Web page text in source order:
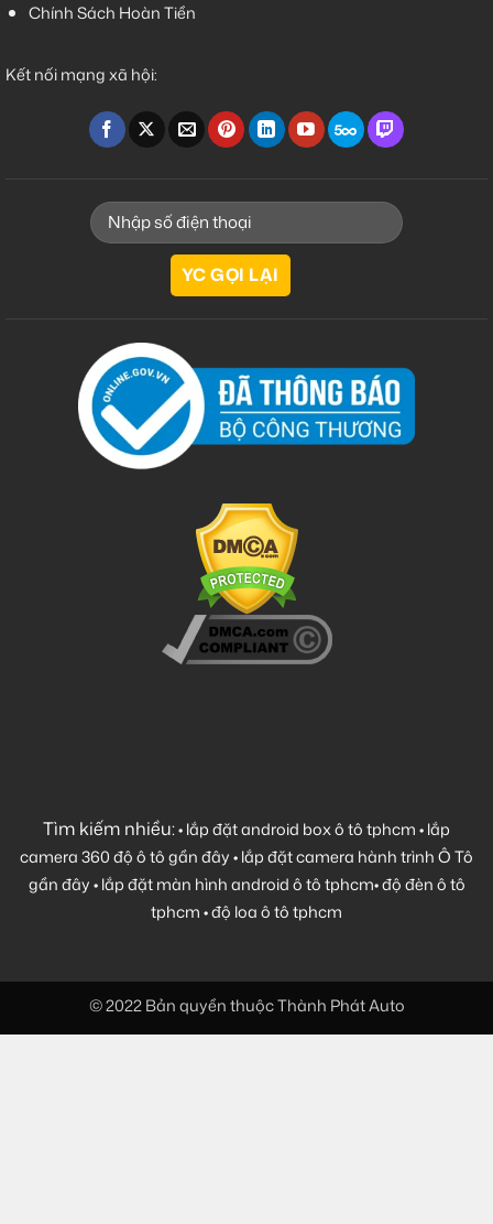
Chính Sách Hoàn Tiền
Kết nối mạng xã hội:
Tìm kiếm nhiều:•lắp đặt android box ô tô tphcm•lắp
camera 360 độ ô tô gần đây•lắp đặt camera hành trình Ô Tô
gần đây•lắp đặt màn hình android ô tô tphcm•độ đèn ô tô
tphcm•độ loa ô tô tphcm
© 2022 Bản quyền thuộc Thành Phát Auto